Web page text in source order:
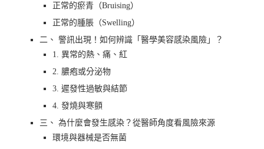
正常的瘀青（Bruising）
正常的腫脹（Swelling）
二、 警訊出現！如何辨識「醫學美容感染風險」？
1. 異常的熱、痛、紅
2. 膿疱或分泌物
3. 遲發性過敏與結節
4. 發燒與寒顫
三、 為什麼會發生感染？從醫師角度看風險來源
環境與器械是否無菌